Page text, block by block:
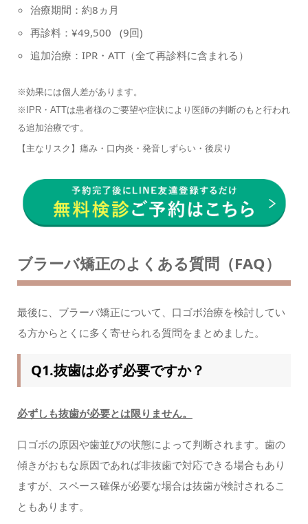
治療期間：約8ヵ月
再診料：¥49,500 (9回)
追加治療：IPR・ATT（全て再診料に含まれる）
※効果には個人差があります。
※IPR・ATTは患者様のご要望や症状により医師の判断のもと行われ
る追加治療です。
【主なリスク】痛み・口内炎・発音しずらい・後戻り
ブラーバ矯正のよくある質問（FAQ）
最後に、ブラーバ矯正について、口ゴボ治療を検討してい
る方からとくに多く寄せられる質問をまとめました。
Q1.抜歯は必ず必要ですか？
必ずしも抜歯が必要とは限りません。
口ゴボの原因や歯並びの状態によって判断されます。歯の
傾きがおもな原因であれば非抜歯で対応できる場合もあり
ますが、スペース確保が必要な場合は抜歯が検討されるこ
ともあります。